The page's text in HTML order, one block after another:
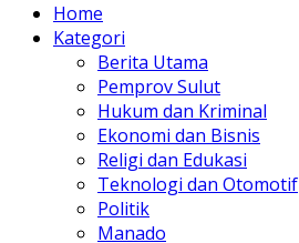
Home
Kategori
Berita Utama
Pemprov Sulut
Hukum dan Kriminal
Ekonomi dan Bisnis
Religi dan Edukasi
Teknologi dan Otomotif
Politik
Manado